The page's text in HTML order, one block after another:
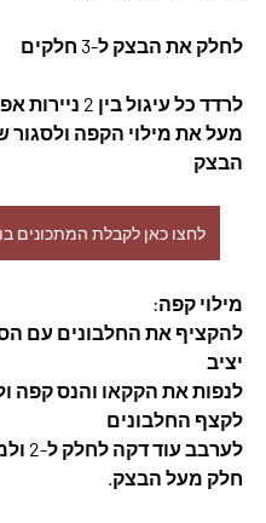
לחלק את הבצק ל-3 חלקים
לרדד כל עיגול בין
מעל את מילוי הקפה ולסגור
הבצק
לחצו כאן לקבלת המתכונים
מילוי קפה:
להקציף את החלבונים עם
יציב
לנפות את הקקאו והנס קפה
לקצף החלבונים
לערבב
חלק מעל הבצק.